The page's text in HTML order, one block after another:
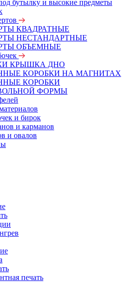
бутылку и высокие предметы
КВАДРАТНЫЕ
НЕСТАНДАРТНЫЕ
ОБЪЕМНЫЕ
КРЫШКА ДНО
КОРОБКИ НА МАГНИТАХ
КОРОБКИ
ФОРМЫ
и бирок
и карманов
и овалов
печать